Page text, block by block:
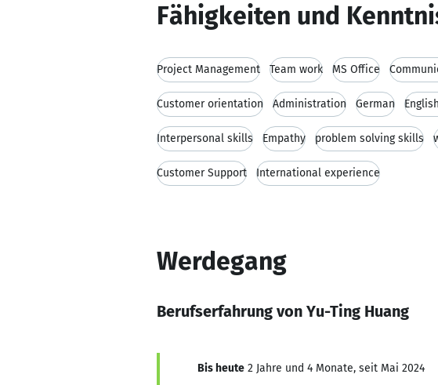
Fähigkeiten und
Project Management Team work MS Office
Customer orientation Administration German
Interpersonal skills Empathy problem solving skills
Customer Support International experience
Werdegang
Berufserfahrung von Yu-Ting Huang
Bis heute 2 Jahre und 4 Monate, seit Mai 2024